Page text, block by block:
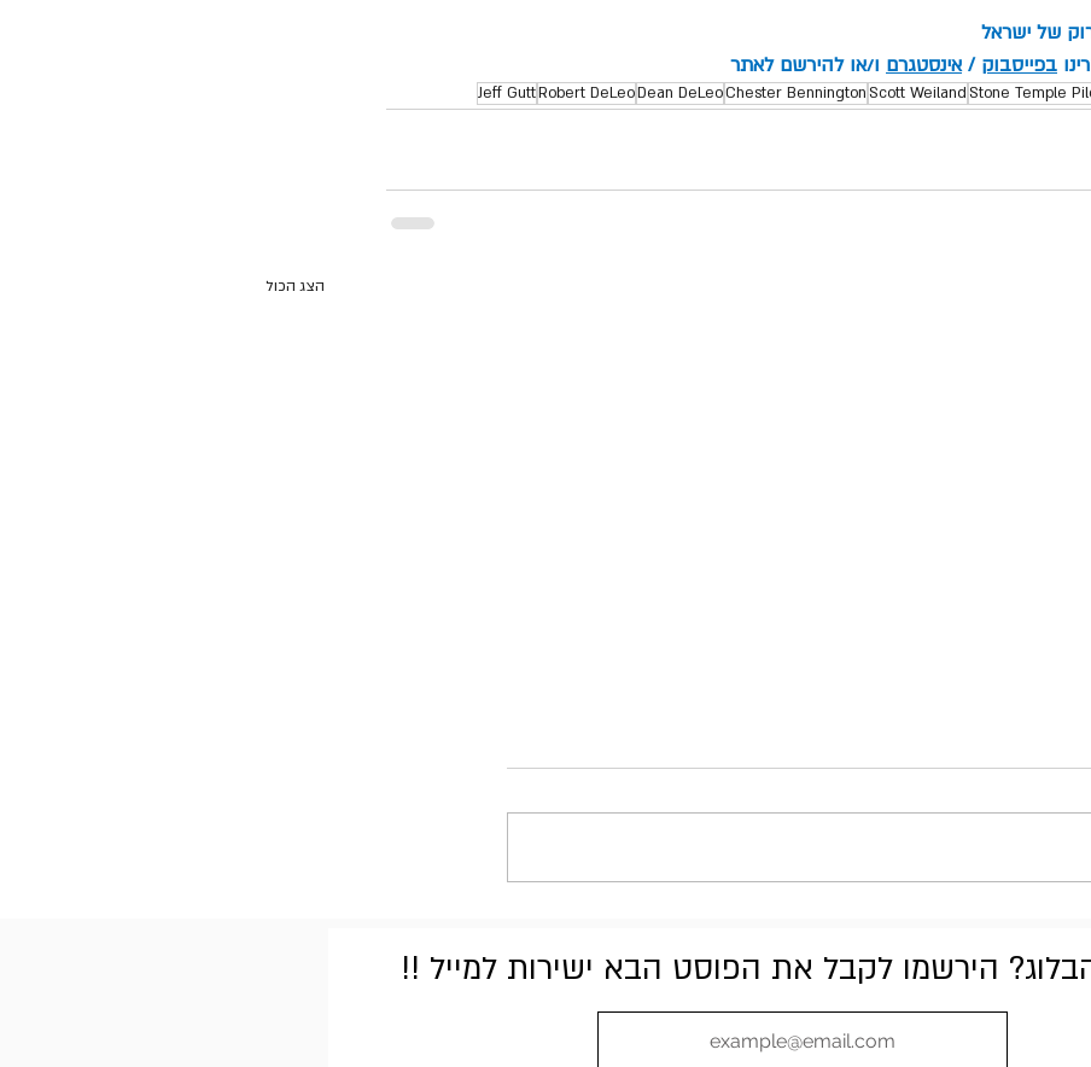
של ישראל
בפייסבוק / אינסטגרם ו/או להירשם לאתר
Stone Temple
Scott Weiland
Chester Bennington
Dean DeLeo
Robert DeLeo
Jeff Gutt
הצג הכול
הירשמו לקבל את הפוסט הבא ישירות למייל !!